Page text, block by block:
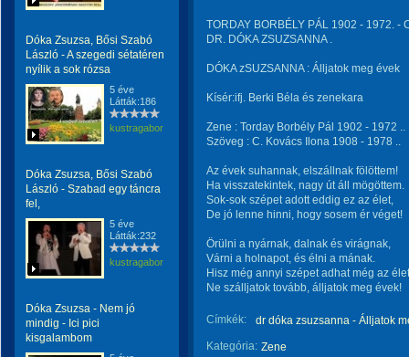
Dóka Zsuzsa, Bősi Szabó
László - A szegedi sétatéren
nyílik a sok rózsa
5 éve
Látták:186
kustragabor
Dóka Zsuzsa, Bősi Szabó
László - Szabad egy táncra
fel,
5 éve
Látták:232
kustragabor
Dóka Zsuzsa - Nem jó
mindig - Ici pici
kisgalambom
TORDAY BORBÉLY PÁL 1902 - 1972. -
DR. DÓKA ZSUZSANNA .
DÓKA zSUZSANNA : Álljatok meg évek
Kísér:ifj. Berki Béla és zenekara
Zene : Torday Borbély Pál 1902 - 1972 ..
Szöveg : C. Kovács Ilona 1908 - 1978 ..
Az évek suhannak, elszállnak fölöttem!
Ha visszatekintek, nagy út áll mögöttem.
Sok-sok szépet adott eddig ez az élet,
De jó lenne hinni, hogy sosem ér véget!
Örülni a nyárnak, dalnak és virágnak,
Várni a holnapot, és élni a mának.
Hisz még annyi szépet adhat még az
Ne szálljatok tovább, álljatok meg évek!
Címkék:
dr dóka zsuzsanna - Álljatok
Kategória: Zene